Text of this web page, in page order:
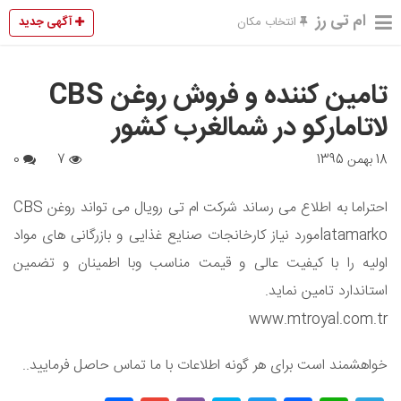
ام تی رز انتخاب مکان آگهی جدید
تامین کننده و فروش روغن CBS
لاتامارکو در شمالغرب کشور
18 بهمن 1395
احتراما به اطلاع می رساند شرکت ام تی رویال می تواند روغن CBS
latamarkoمورد نیاز کارخانجات صنایع غذایی و بازرگانی های مواد
اولیه را با کیفیت عالی و قیمت مناسب وبا اطمینان و تضمین
استاندارد تامین نماید.
www.mtroyal.com.tr
خواهشمند است برای هر گونه اطلاعات با ما تماس حاصل فرمایید..